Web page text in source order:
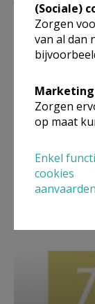
(Sociale)
Zorgen
van al dan
Zorgen
op maat
Enkel
cookies
aanvaarden